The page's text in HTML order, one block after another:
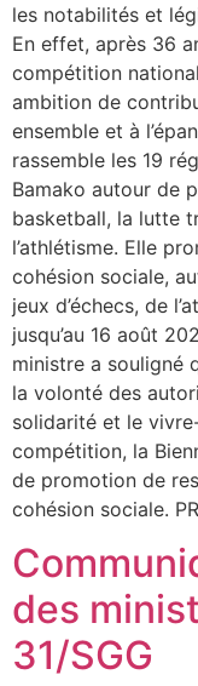
les notabilités et
En effet, après 36
compétition
ambition de
ensemble et à
rassemble les 19
Bamako autour de
basketball, la lutte
l’athlétisme. Elle
cohésion sociale,
jeux d’échecs, de
jusqu’au 16 août
ministre a souligné
la volonté des
solidarité et le
compétition, la
de promotion de
cohésion sociale.
des
31/SGG